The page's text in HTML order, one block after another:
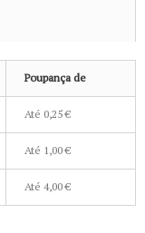
Poupança de
Até 0,25 €
Até 1,00 €
Até 4,00 €